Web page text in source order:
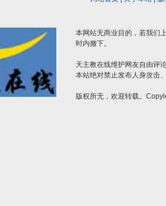
本网站无商业目的，若我们
时内撤下。
天主教在线维护网友自由评
本站绝对禁止发布人身攻击
版权所无，欢迎转载。